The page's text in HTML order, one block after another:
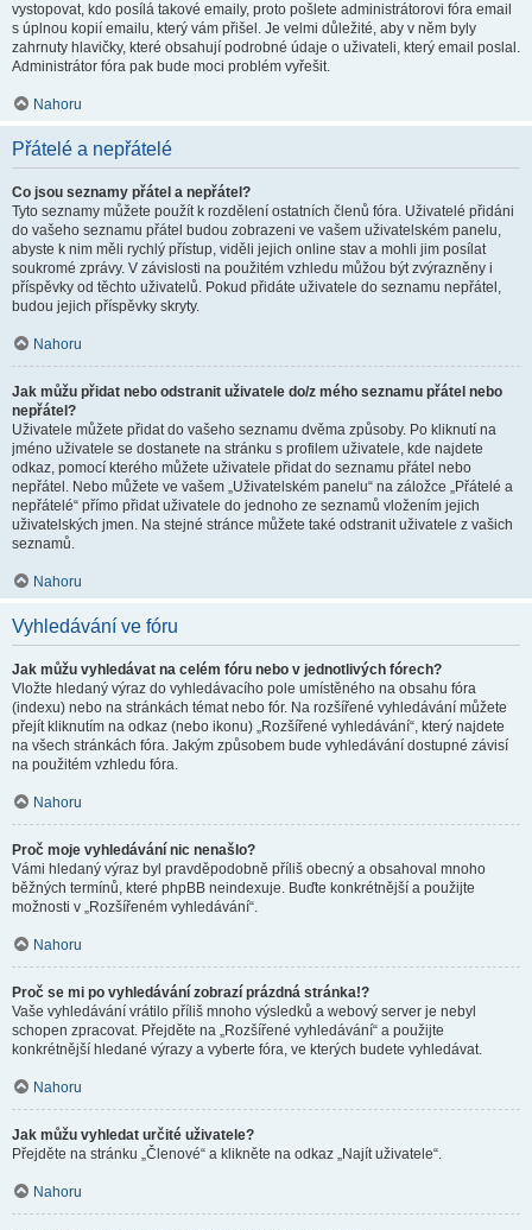
vystopovat, kdo posílá takové emaily, proto pošlete administrátorovi fóra email
s úplnou kopií emailu, který vám přišel. Je velmi důležité, aby v něm byly
zahrnuty hlavičky, které obsahují podrobné údaje o uživateli, který email poslal.
Administrátor fóra pak bude moci problém vyřešit.
Nahoru
Přátelé a nepřátelé
Co jsou seznamy přátel a nepřátel?
Tyto seznamy můžete použít k rozdělení ostatních členů fóra. Uživatelé přidáni
do vašeho seznamu přátel budou zobrazeni ve vašem uživatelském panelu,
abyste k nim měli rychlý přístup, viděli jejich online stav a mohli jim posílat
soukromé zprávy. V závislosti na použitém vzhledu můžou být zvýrazněny i
příspěvky od těchto uživatelů. Pokud přidáte uživatele do seznamu nepřátel,
budou jejich příspěvky skryty.
Nahoru
Jak můžu přidat nebo odstranit uživatele do/z mého seznamu přátel nebo
nepřátel?
Uživatele můžete přidat do vašeho seznamu dvěma způsoby. Po kliknutí na
jméno uživatele se dostanete na stránku s profilem uživatele, kde najdete
odkaz, pomocí kterého můžete uživatele přidat do seznamu přátel nebo
nepřátel. Nebo můžete ve vašem „Uživatelském panelu“ na záložce „Přátelé a
nepřátelé“ přímo přidat uživatele do jednoho ze seznamů vložením jejich
uživatelských jmen. Na stejné stránce můžete také odstranit uživatele z vašich
seznamů.
Nahoru
Vyhledávání ve fóru
Jak můžu vyhledávat na celém fóru nebo v jednotlivých fórech?
Vložte hledaný výraz do vyhledávacího pole umístěného na obsahu fóra
(indexu) nebo na stránkách témat nebo fór. Na rozšířené vyhledávání můžete
přejít kliknutím na odkaz (nebo ikonu) „Rozšířené vyhledávání“, který najdete
na všech stránkách fóra. Jakým způsobem bude vyhledávání dostupné závisí
na použitém vzhledu fóra.
Nahoru
Proč moje vyhledávání nic nenašlo?
Vámi hledaný výraz byl pravděpodobně příliš obecný a obsahoval mnoho
běžných termínů, které phpBB neindexuje. Buďte konkrétnější a použijte
možnosti v „Rozšířeném vyhledávání“.
Nahoru
Proč se mi po vyhledávání zobrazí prázdná stránka!?
Vaše vyhledávání vrátilo příliš mnoho výsledků a webový server je nebyl
schopen zpracovat. Přejděte na „Rozšířené vyhledávání“ a použijte
konkrétnější hledané výrazy a vyberte fóra, ve kterých budete vyhledávat.
Nahoru
Jak můžu vyhledat určité uživatele?
Přejděte na stránku „Členové“ a klikněte na odkaz „Najít uživatele“.
Nahoru